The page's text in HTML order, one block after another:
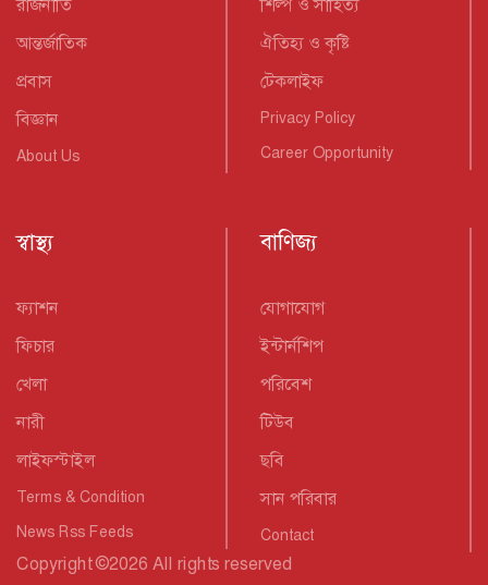
রাজনীতি
আন্তর্জাতিক
প্রবাস
বিজ্ঞান
About Us
শিল্প ও সাহিত্য
ঐতিহ্য ও কৃষ্টি
টেকলাইফ
Privacy Policy
Career Opportunity
স্বাস্থ্য
ফ্যাশন
ফিচার
খেলা
নারী
লাইফস্টাইল
Terms & Condition
News Rss Feeds
বাণিজ্য
যোগাযোগ
ইন্টার্নশিপ
পরিবেশ
টিউব
ছবি
সান পরিবার
Contact
Copyright©2026 All rights reserved